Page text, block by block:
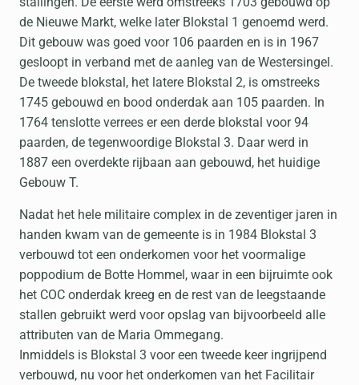
de Nieuwe Markt, welke later Blokstal 1 genoemd werd.
Dit gebouw was goed voor 106 paarden en is in 1967
gesloopt in verband met de aanleg van de Westersingel.
De tweede blokstal, het latere Blokstal 2, is omstreeks
1745 gebouwd en bood onderdak aan 105 paarden. In
1764 tenslotte verrees er een derde blokstal voor 94
paarden, de tegenwoordige Blokstal 3. Daar werd in
1887 een overdekte rijbaan aan gebouwd, het huidige
Gebouw T.
Nadat het hele militaire complex in de zeventiger jaren in
handen kwam van de gemeente is in 1984 Blokstal 3
verbouwd tot een onderkomen voor het voormalige
poppodium de Botte Hommel, waar in een bijruimte ook
het COC onderdak kreeg en de rest van de leegstaande
stallen gebruikt werd voor opslag van bijvoorbeeld alle
attributen van de Maria Ommegang.
Inmiddels is Blokstal 3 voor een tweede keer ingrijpend
verbouwd, nu voor het onderkomen van het Facilitair